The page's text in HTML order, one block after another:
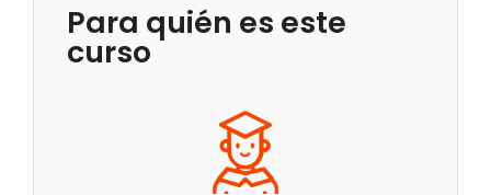
Para quién es este
curso